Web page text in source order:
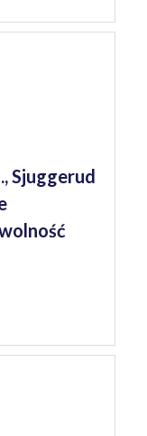
Sjuggerud